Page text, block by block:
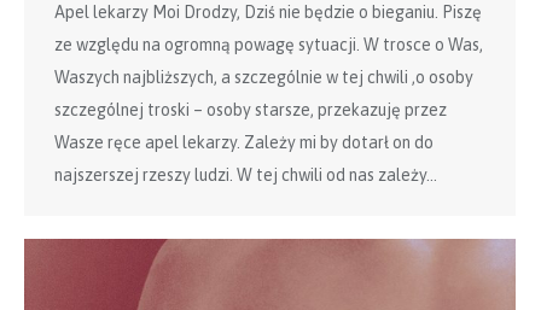
Apel lekarzy Moi Drodzy, Dziś nie będzie o bieganiu. Piszę
ze względu na ogromną powagę sytuacji. W trosce o Was,
Waszych najbliższych, a szczególnie w tej chwili ,o osoby
szczególnej troski – osoby starsze, przekazuję przez
Wasze ręce apel lekarzy. Zależy mi by dotarł on do
najszerszej rzeszy ludzi. W tej chwili od nas zależy…